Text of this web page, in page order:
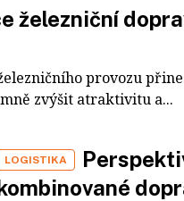
železniční
provozu
zvýšit atraktivitu a...
LOGISTIKA